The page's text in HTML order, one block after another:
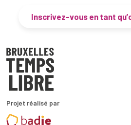
Inscrivez-vous en tant
Projet réalisé par